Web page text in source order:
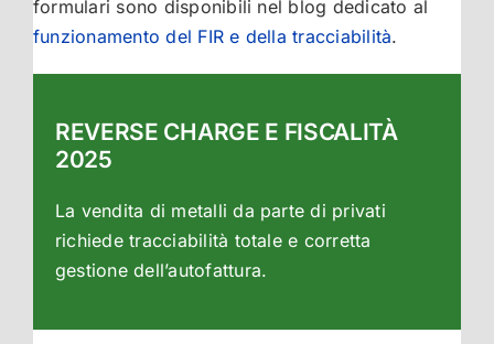
formulari sono disponibili nel blog dedicato al
funzionamento del FIR e della tracciabilità.
REVERSE CHARGE E FISCALITÀ
2025
La vendita di metalli da parte di privati
richiede tracciabilità totale e corretta
gestione dell’autofattura.